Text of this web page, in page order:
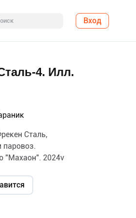
Вход
4. Илл.
Сталь,
паровоз.
"Махаон". 2024v